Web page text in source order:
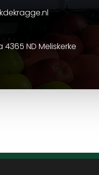
ND Meliskerke